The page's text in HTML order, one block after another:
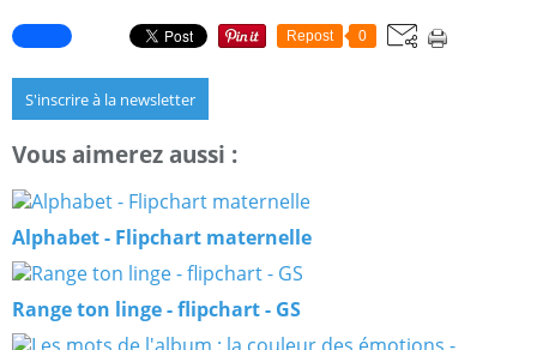
Repost 0
S'inscrire à la newsletter
Vous aimerez aussi :
Alphabet - Flipchart maternelle
Range ton linge - flipchart - GS